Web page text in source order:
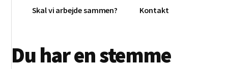
medier
Skal vi arbejde sammen? Kontakt
Du har en stemme